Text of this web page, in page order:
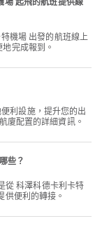
場 起飛的航班提供線
完成報到。
廈配置的詳細資訊。
些？
從 科澤科德卡利卡特
供便利的轉接。